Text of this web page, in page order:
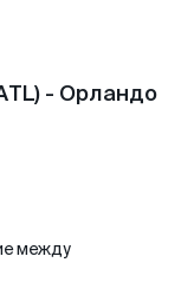
- Орландо
между